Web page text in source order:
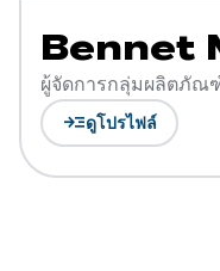
Bennet
ผู้จัดการกลุ่มผลิตภัณ
read_moreดูโปรไฟล์